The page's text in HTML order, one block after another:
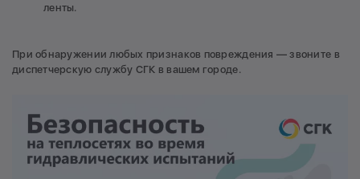
ленты.
При обнаружении любых признаков повреждения — звоните в
диспетчерскую службу СГК в вашем городе.